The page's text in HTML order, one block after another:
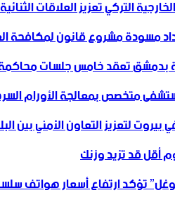
التركي تعزيز العلاقات الثنائية
مسودة مشروع قانون لمكافحة
بدمشق تعقد خامس جلسات
متخصص بمعالجة الأورام
لتعزيز التعاون ‏الأمني ‏بين
قد تزيد وزنك
تؤكد ارتفاع أسعار هواتف